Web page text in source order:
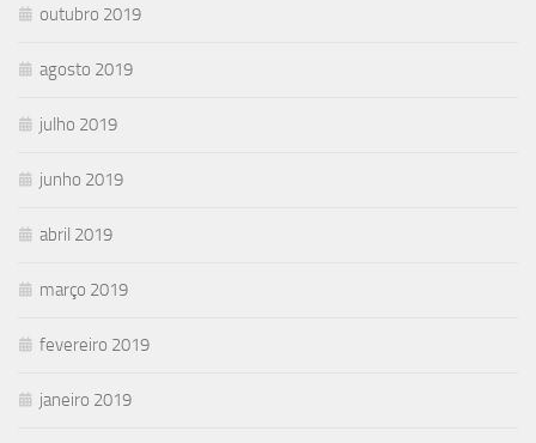
outubro 2019
agosto 2019
julho 2019
junho 2019
abril 2019
março 2019
fevereiro 2019
janeiro 2019